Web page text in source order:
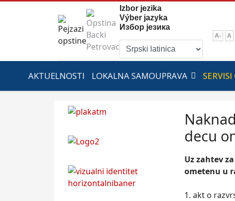
Izbor jezika
Výber jazyka
Избор језика
A- A
AKTUELNOSTI LOKALNA SAMOUPRAVA
decu
Uz zahtev
ometenu u
1. akt o